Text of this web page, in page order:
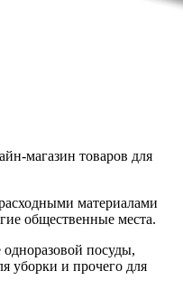
магазин товаров для
материалами
общественные места.
посуды,
уборки и прочего для